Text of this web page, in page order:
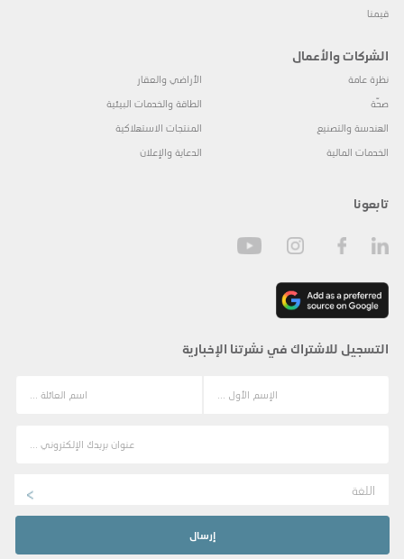
قيمنا
الشركات والأعمال
نظرة عامة
صحّة
الهندسة والتصنيع
الخدمات المالية
الأراضي والعقار
الطاقة والخدمات البيئية
المنتجات الاستهلاكية
الدعاية والإعلان
تابعونا
التسجيل للاشتراك في نشرتنا الإخبارية
اللغة